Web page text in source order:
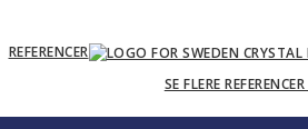
REFERENCER
SE FLERE